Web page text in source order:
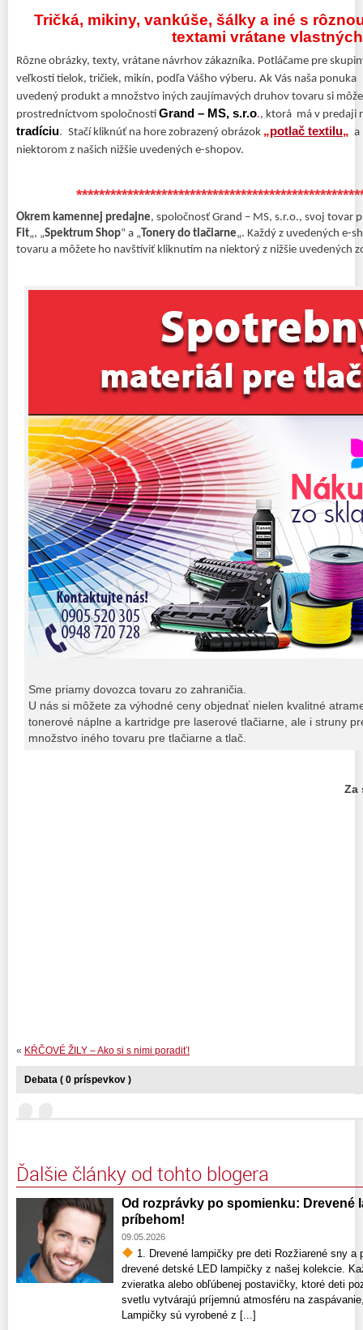
Tričká, mikiny, vankúše, šálky a iné s
textami vrátane
Rôzne obrázky, texty, vrátane návrhov zákazníka. Potláčame pre
veľkosti tielok, tričiek, mikín, podľa Vášho výberu. Ak Vás naša ponuka
uvedený produkt a množstvo iných zaujímavých druhov tovaru si
prostredníctvom spoločnosti Grand – MS, s.r.o., ktorá má v predaji
tradíciu. Stačí kliknúť na hore zobrazený obrázok „potlač textilu„ a
niektorom z našich nižšie uvedených e-shopov.
Okrem kamennej predajne, spoločnosť Grand – MS, s.r.o., svoj tovar
Fit„, „Spektrum Shop“ a „Tonery do tlačiarne„. Každý z uvedených e-
tovaru a môžete ho navštíviť kliknutím na niektorý z nižšie uvedených
Sme priamy dovozca tovaru zo zahraničia.
U nás si môžete za výhodné ceny objednať nielen kvalitné
tonerové náplne a kartridge pre laserové tlačiarne, ale i struny
množstvo iného tovaru pre tlačiarne a tlač.
Za
« KŔČOVÉ ŽILY – Ako si s nimi poradiť!
Debata ( 0 príspevkov )
Ďalšie články od tohto blogera
Od rozprávky po spomienku: Drevené
príbehom!
09.05.2026
1. Drevené lampičky pre deti Rozžiarené sny a
drevené detské LED lampičky z našej kolekcie.
zvieratka alebo obľúbenej postavičky, ktoré deti
svetlu vytvárajú príjemnú atmosféru na
Lampičky sú vyrobené z [...]